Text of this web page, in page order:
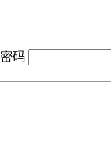
密码